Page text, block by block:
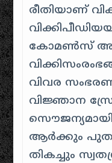
രീതിയാണ്
കോമണ്‍സ്
വിവര
വിജ്ഞാന
ആര്‍ക്കും
തികച്ചും